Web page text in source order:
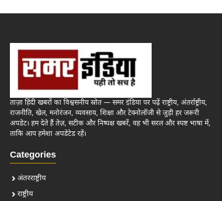
ताज़ा हिंदी खबरों का विश्वसनीय स्रोत — समर इंडिया पर पढ़ें राष्ट्रीय, अंतर्राष्ट्रीय,
राजनीति, खेल, मनोरंजन, व्यवसाय, शिक्षा और टेक्नोलॉजी से जुड़ी हर जरूरी
अपडेट। हम देते हैं तेज़, सटीक और निष्पक्ष खबरें, वह भी सरल और स्पष्ट भाषा में,
ताकि आप हमेशा अपडेटेड रहें।
Categories
अंतरराष्ट्रीय
राष्ट्रीय